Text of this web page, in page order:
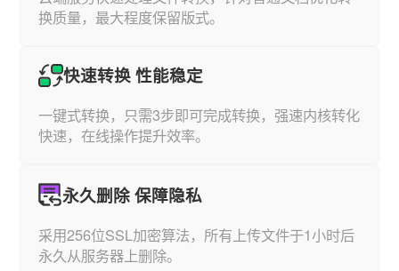
换质量，最大程度保留版式。
快速转换 性能稳定
一键式转换，只需3步即可完成转换，强速内核转化
快速，在线操作提升效率。
永久删除 保障隐私
采用256位SSL加密算法，所有上传文件于1小时后
永久从服务器上删除。